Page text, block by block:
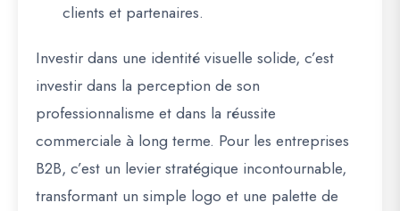
clients et partenaires.
Investir dans une identité visuelle solide, c’est
investir dans la perception de son
professionnalisme et dans la réussite
commerciale à long terme. Pour les entreprises
B2B, c’est un levier stratégique incontournable,
transformant un simple logo et une palette de